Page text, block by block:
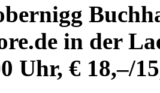
in der
Uhr, € 18,–/